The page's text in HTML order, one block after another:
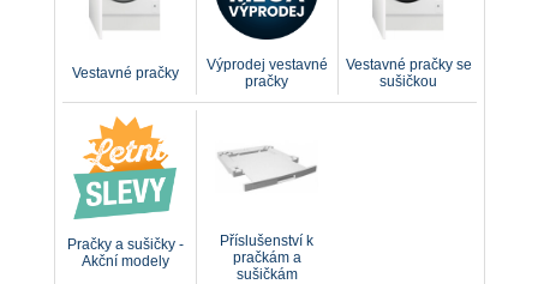
Vestavné pračky
Výprodej vestavné
pračky
Vestavné pračky se
sušičkou
Pračky a sušičky -
Akční modely
Příslušenství k
pračkám a
sušičkám